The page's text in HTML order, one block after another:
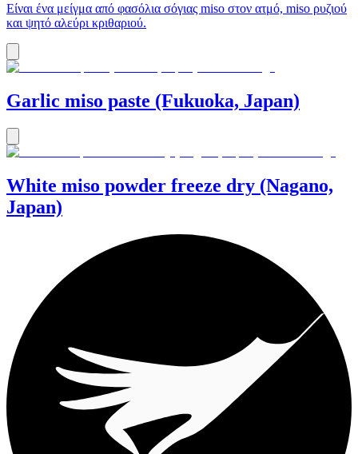
Είναι ένα μείγμα από φασόλια σόγιας miso στον ατμό, miso ρυζιού
και ψητό αλεύρι κριθαριού.
Garlic miso paste (Fukuoka, Japan)
White miso powder freeze dry (Nagano,
Japan)